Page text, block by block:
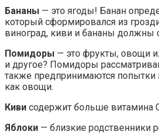
Бананы — это ягоды! Банан
который сформировался из
виноград, киви и бананы должны
Помидоры — это фрукты, овощи
и другое? Помидоры
также предпринимаются попытки
как овощи.
Киви содержит больше витамина
Яблоки — близкие родственники